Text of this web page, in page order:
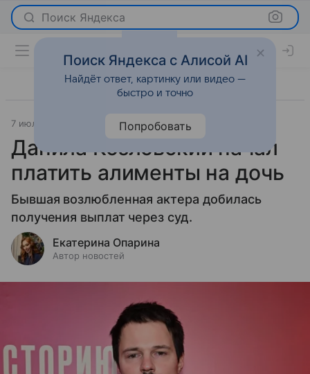
Поиск Яндекса
7 июля 2026 Светская жизнь
Данила Козловский начал
платить алименты на дочь
Бывшая возлюбленная актера добилась
получения выплат через суд.
Екатерина Опарина
Автор новостей
Поиск Яндекса с Алисой AI
Найдёт ответ, картинку или видео —
быстро и точно
Попробовать